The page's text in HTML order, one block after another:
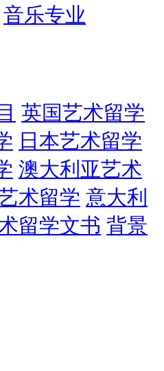
音乐专业
英国艺术留学
日本艺术留学
澳大利亚艺术
术留学 意大利
留学文书 背景